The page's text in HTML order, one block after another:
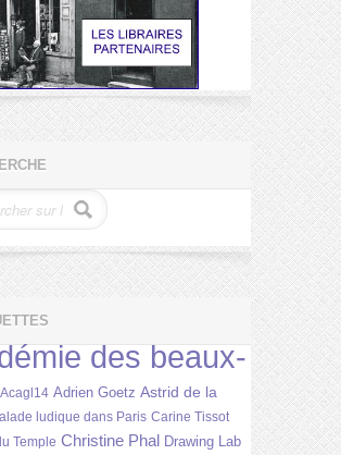
des beaux-
Acagl14 Adrien Goetz Astrid de la
ludique dans Paris Carine Tissot
Temple Christine Phal Drawing Lab